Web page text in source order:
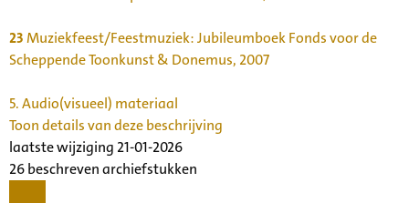
23Muziekfeest/Feestmuziek: Jubileumboek Fonds voor de
Scheppende Toonkunst & Donemus, 2007
5.Audio(visueel) materiaal
Toon details van deze beschrijving
laatste wijziging 21-01-2026
26 beschreven archiefstukken